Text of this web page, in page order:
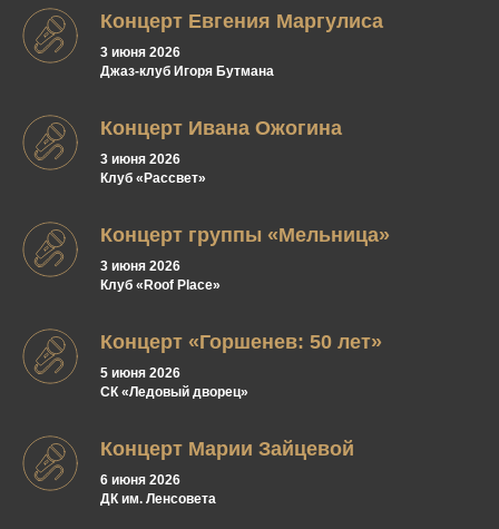
Концерт Евгения Маргулиса
3 июня 2026
Джаз-клуб Игоря Бутмана
Концерт Ивана Ожогина
3 июня 2026
Клуб «Рассвет»
Концерт группы «Мельница»
3 июня 2026
Клуб «Roof Place»
Концерт «Горшенев: 50 лет»
5 июня 2026
СК «Ледовый дворец»
Концерт Марии Зайцевой
6 июня 2026
ДК им. Ленсовета